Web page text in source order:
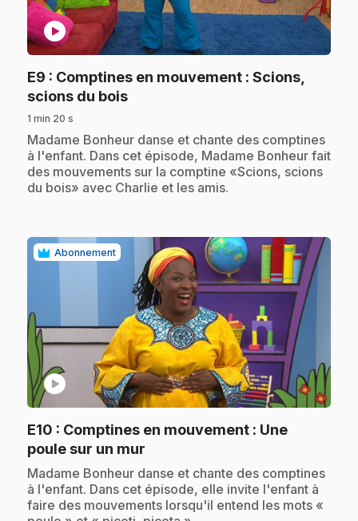
play_circle
E9 : Comptines en mouvement : Scions,
scions du bois.
1 min 20 s
.Madame Bonheur danse et chante des comptines
à l'enfant. Dans cet épisode, Madame Bonheur fait
des mouvements sur la comptine «Scions, scions
du bois» avec Charlie et les amis.
Abonnement
play_circle
E10 : Comptines en mouvement : Une
poule sur un mur
.Madame Bonheur danse et chante des comptines
à l'enfant. Dans cet épisode, elle invite l'enfant à
faire des mouvements lorsqu'il entend les mots «